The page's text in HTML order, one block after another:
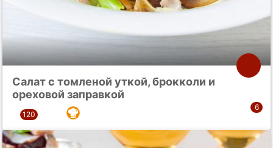
Салат с томленой уткой, брокколи и
ореховой заправкой